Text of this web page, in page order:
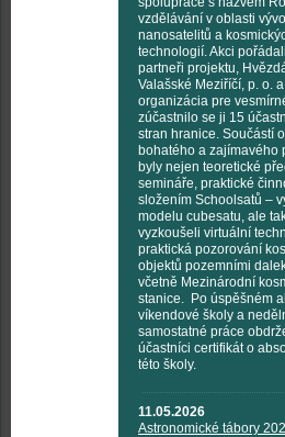
vzdělávání v oblasti
nanosatelitů a
technologií. Akci
partneři projektu,
Valašské Meziříčí, p. o.
organizácia pre
zúčastnilo se ji 15
stran hranice. Součástí
bohatého a zajímavého
byly nejen teoretické
semináře, praktické
složením Schoolsatů –
modelu cubesatu, ale
vyzkoušeli virtuální
praktická pozorování
objektů pozemními
včetně Mezinárodní
stanice. Po úspěšném
víkendové školy a
samostatné práce
účastníci certifikát o
této školy.
11.05.2026
Astronomické tábory